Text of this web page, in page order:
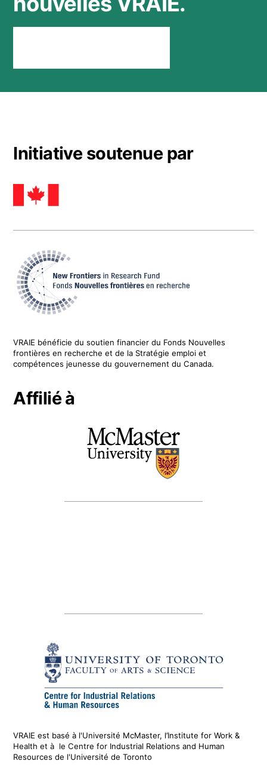
Initiative soutenue par
VRAIE bénéficie du soutien financier du Fonds Nouvelles
frontières en recherche et de la Stratégie emploi et
compétences jeunesse du gouvernement du Canada.
Affilié à
VRAIE est basé à l'Université McMaster, l’Institute for Work &
Healthetà leCentre for Industrial Relations and Human
Resources de l'Université de Toronto